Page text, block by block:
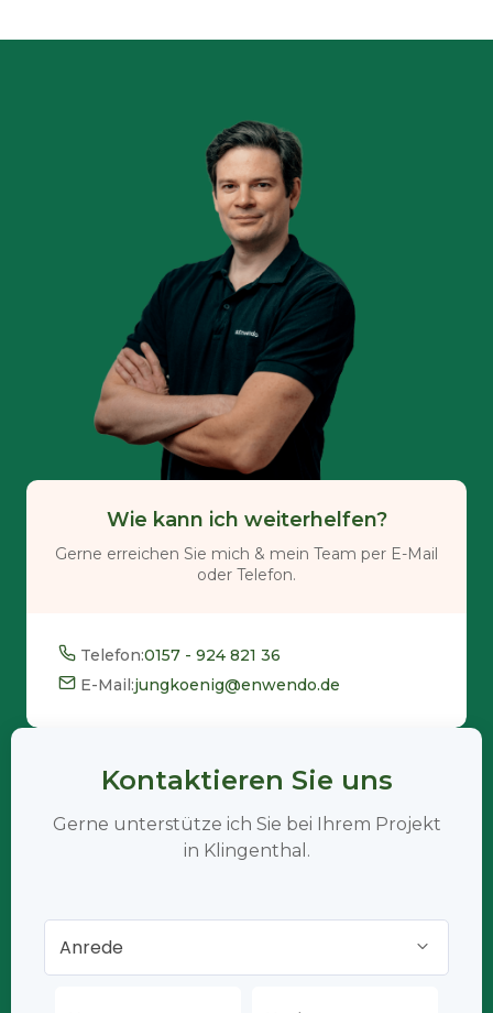
Wie kann ich weiterhelfen?
Gerne erreichen Sie mich & mein Team per E-Mail
oder Telefon.
Telefon:0157 - 924 821 36
E-Mail:jungkoenig@enwendo.de
Kontaktieren Sie uns
Gerne unterstütze ich Sie bei Ihrem Projekt
in Klingenthal.